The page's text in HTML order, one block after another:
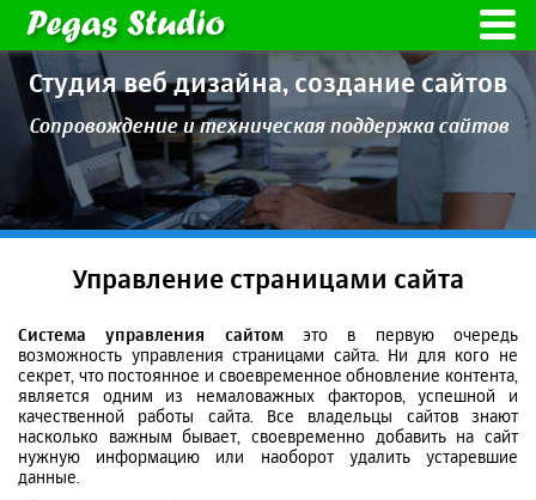
Студия веб дизайна, создание сайтов
Сопровождение и техническая поддержка сайтов
Управление страницами сайта
Система управления сайтомэто в первую очередь
возможность управления страницами сайта. Ни для кого не
секрет, что постоянное и своевременное обновление контента,
является одним из немаловажных факторов, успешной и
качественной работы сайта. Все владельцы сайтов знают
насколько важным бывает, своевременно добавить на сайт
нужную информацию или наоборот удалить устаревшие
данные.